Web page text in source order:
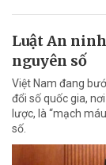
Luật An
nguyên số
Việt Nam đang
đổi số quốc gia,
lược, là “mạch
số.